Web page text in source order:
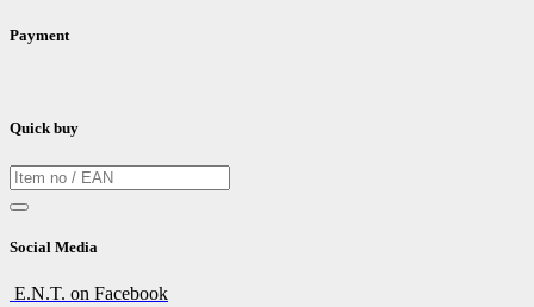
Payment
Quick buy
Social Media
E.N.T. on Facebook